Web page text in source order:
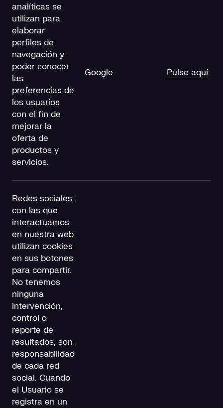
analíticas se
utilizan para
elaborar
perfiles de
navegación y
poder conocer
las
preferencias de
los usuarios
con el fin de
mejorar la
oferta de
productos y
servicios.
Google Pulse aquí
Redes sociales:
con las que
interactuamos
en nuestra web
utilizan cookies
en sus botones
para compartir.
No tenemos
ninguna
intervención,
control o
reporte de
resultados, son
responsabilidad
de cada red
social. Cuando
el Usuario se
registra en un